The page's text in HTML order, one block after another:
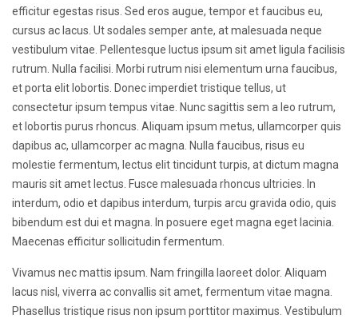
efficitur egestas risus. Sed eros augue, tempor et faucibus eu,
cursus ac lacus. Ut sodales semper ante, at malesuada neque
vestibulum vitae. Pellentesque luctus ipsum sit amet ligula facilisis
rutrum. Nulla facilisi. Morbi rutrum nisi elementum urna faucibus,
et porta elit lobortis. Donec imperdiet tristique tellus, ut
consectetur ipsum tempus vitae. Nunc sagittis sem a leo rutrum,
et lobortis purus rhoncus. Aliquam ipsum metus, ullamcorper quis
dapibus ac, ullamcorper ac magna. Nulla faucibus, risus eu
molestie fermentum, lectus elit tincidunt turpis, at dictum magna
mauris sit amet lectus. Fusce malesuada rhoncus ultricies. In
interdum, odio et dapibus interdum, turpis arcu gravida odio, quis
bibendum est dui et magna. In posuere eget magna eget lacinia.
Maecenas efficitur sollicitudin fermentum.
Vivamus nec mattis ipsum. Nam fringilla laoreet dolor. Aliquam
lacus nisl, viverra ac convallis sit amet, fermentum vitae magna.
Phasellus tristique risus non ipsum porttitor maximus. Vestibulum